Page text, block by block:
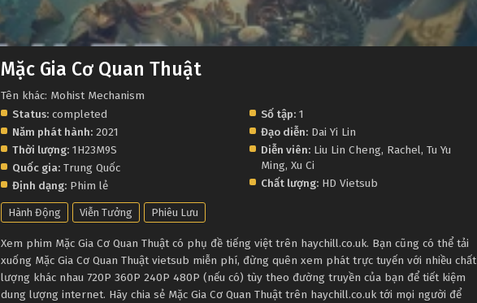
Mặc Gia Cơ Quan Thuật
Tên khác: Mohist Mechanism
Status: completed
Năm phát hành: 2021
Thời lượng: 1H23M9S
Quốc gia: Trung Quốc
Định dạng: Phim lẻ
Số tập:1
Đạo diễn: Dai Yi Lin
Diễn viên: Liu Lin Cheng, Rachel, Tu Yu
Ming, Xu Ci
Chất lượng: HD Vietsub
Hành Động Viễn Tưởng Phiêu Lưu
Xem phim Mặc Gia Cơ Quan Thuật có phụ đề tiếng việt trên haychill.co.uk. Bạn cũng có thể tải
xuống Mặc Gia Cơ Quan Thuật vietsub miễn phí, đừng quên xem phát trực tuyến với nhiều chất
lượng khác nhau 720P 360P 240P 480P (nếu có) tùy theo đường truyền của bạn để tiết kiệm
dung lượng internet. Hãy chia sẻ Mặc Gia Cơ Quan Thuật trên haychill.co.uk tới mọi người để